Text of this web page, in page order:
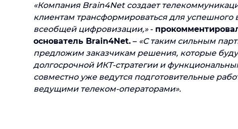
«Компания Brain4Net создает
клиентам трансформироваться для успешного
всеобщей цифровизации,»-
основатель Brain4Net. – «С таким сильным
предложим заказчикам решения, которые
долгосрочной ИКТ-стратегии и
совместно уже ведутся подготовительные
ведущими телеком-операторами».